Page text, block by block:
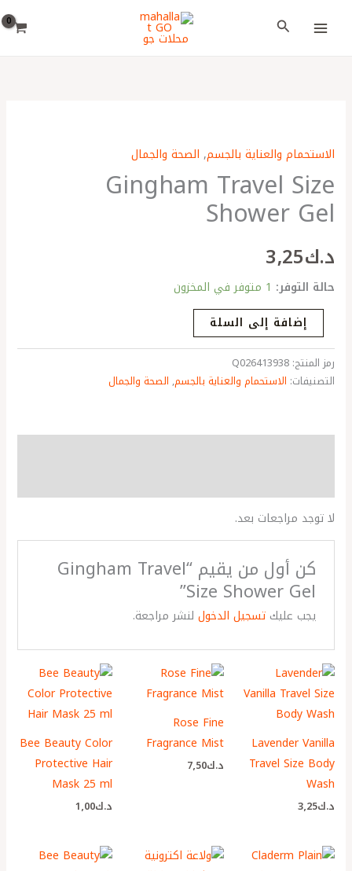
البحث
الاستحمام والعناية بالجسم, الصحة والجمال
Gingham Travel Size
Shower Gel
د.ك3٫25
حالة التوفر: 1 متوفر في المخزون
Travel
Size
Shower
Gel
إضافة إلى السلة
رمز المنتج: Q026413938
التصنيفات: الاستحمام والعناية بالجسم, الصحة والجمال
لا توجد مراجعات بعد.
كن أول من يقيم “Gingham Travel
Size Shower Gel”
يجب عليك تسجيل الدخوللنشر مراجعة.
Lavender Vanilla
Travel Size Body
Wash
د.ك3٫25
Rose Fine
Fragrance Mist
د.ك7٫50
Bee Beauty Color
Protective Hair
Mask 25 ml
د.ك1٫00